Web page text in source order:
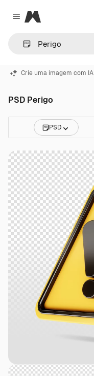
Close menu
Magnific
Crie uma imagem com IA
PSD Perigo
PSD